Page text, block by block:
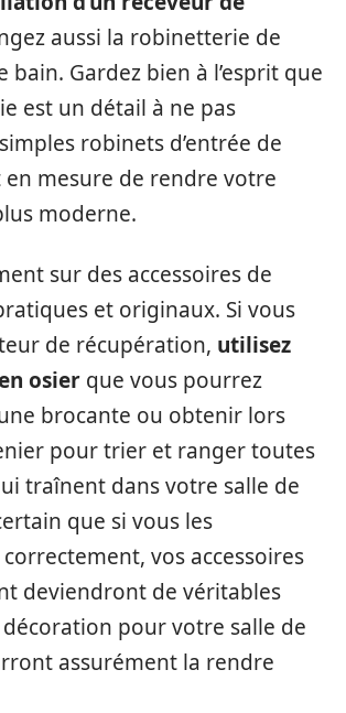
aussi la robinetterie de
bain. Gardez bien à l’esprit que
est un détail à ne pas
robinets d’entrée de
mesure de rendre votre
moderne.
sur des accessoires de
et originaux. Si vous
de récupération, utilisez
osier que vous pourrez
brocante ou obtenir lors
pour trier et ranger toutes
traînent dans votre salle de
que si vous les
vos accessoires
deviendront de véritables
pour votre salle de
assurément la rendre